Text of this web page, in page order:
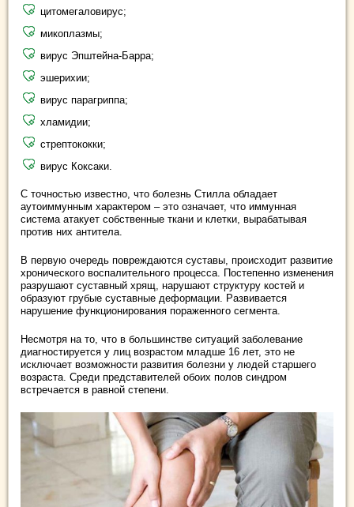
цитомегаловирус;
микоплазмы;
вирус Эпштейна-Барра;
эшерихии;
вирус парагриппа;
хламидии;
стрептококки;
вирус Коксаки.
С точностью известно, что болезнь Стилла обладает
аутоиммунным характером – это означает, что иммунная
система атакует собственные ткани и клетки, вырабатывая
против них антитела.
В первую очередь повреждаются суставы, происходит развитие
хронического воспалительного процесса. Постепенно изменения
разрушают суставный хрящ, нарушают структуру костей и
образуют грубые суставные деформации. Развивается
нарушение функционирования пораженного сегмента.
Несмотря на то, что в большинстве ситуаций заболевание
диагностируется у лиц возрастом младше 16 лет, это не
исключает возможности развития болезни у людей старшего
возраста. Среди представителей обоих полов синдром
встречается в равной степени.